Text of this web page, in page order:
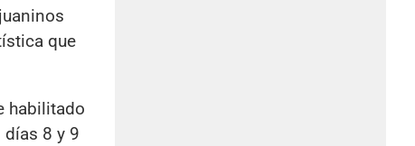
que
habilitado
8 y 9